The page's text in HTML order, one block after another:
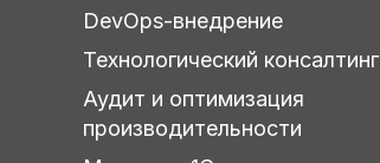
DevOps-внедрение
Технологический консалтинг
Аудит и оптимизация
производительности